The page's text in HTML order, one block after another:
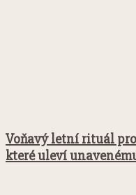
Voňavý letní rituál
které uleví